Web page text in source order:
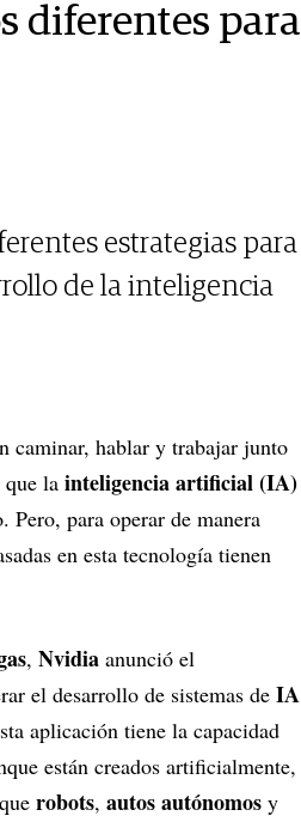
diferentes para
estrategias para
de la inteligencia
caminar, hablar y trabajar junto
que la inteligencia artificial (IA)
para operar de manera
en esta tecnología tienen
, Nvidia anunció el
el desarrollo de sistemas de IA
aplicación tiene la capacidad
están creados artificialmente,
robots, autos autónomos y